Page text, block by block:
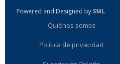
Powered and Designed by SML
Quiénes somos
Política de privacidad